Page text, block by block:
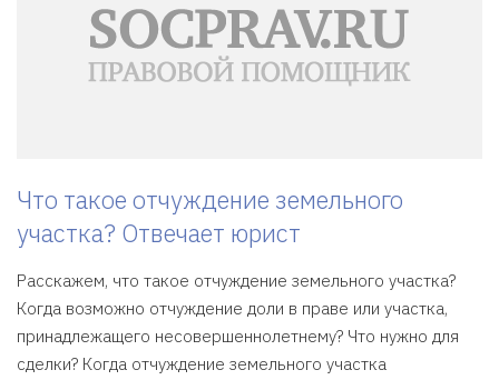
Что такое отчуждение земельного
участка? Отвечает юрист
Расскажем, что такое отчуждение земельного участка?
Когда возможно отчуждение доли в праве или участка,
принадлежащего несовершеннолетнему? Что нужно для
сделки? Когда отчуждение земельного участка